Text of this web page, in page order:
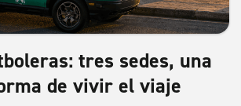
tres sedes, una
de vivir el viaje